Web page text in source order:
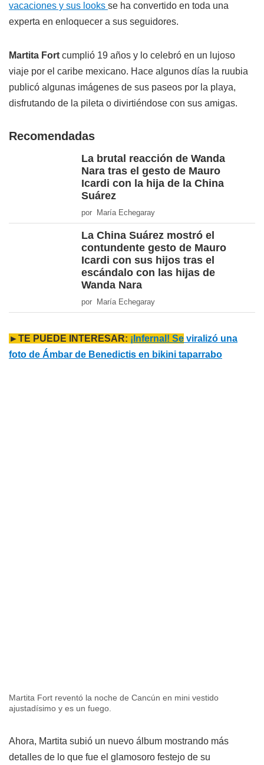
vacaciones y sus looks se ha convertido en toda una
experta en enloquecer a sus seguidores.
Martita Fort cumplió 19 años y lo celebró en un lujoso
viaje por el caribe mexicano. Hace algunos días la ruubia
publicó algunas imágenes de sus paseos por la playa,
disfrutando de la pileta o divirtiéndose con sus amigas.
Recomendadas
La brutal reacción de Wanda
Nara tras el gesto de Mauro
Icardi con la hija de la China
Suárez
por María Echegaray
La China Suárez mostró el
contundente gesto de Mauro
Icardi con sus hijos tras el
escándalo con las hijas de
Wanda Nara
por María Echegaray
►TE PUEDE INTERESAR: ¡Infernal! Se viralizó una
foto de Ámbar de Benedictis en bikini taparrabo
Martita Fort reventó la noche de Cancún en mini vestido
ajustadísimo y es un fuego.
Ahora, Martita subió un nuevo álbum mostrando más
detalles de lo que fue el glamosoro festejo de su